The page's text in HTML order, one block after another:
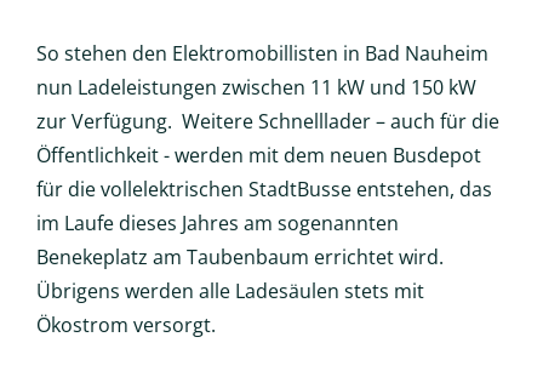
So stehen den Elektromobillisten in Bad Nauheim
nun Ladeleistungen zwischen 11 kW und 150 kW
zur Verfügung. Weitere Schnelllader – auch für die
Öffentlichkeit - werden mit dem neuen Busdepot
für die vollelektrischen StadtBusse entstehen, das
im Laufe dieses Jahres am sogenannten
Benekeplatz am Taubenbaum errichtet wird.
Übrigens werden alle Ladesäulen stets mit
Ökostrom versorgt.